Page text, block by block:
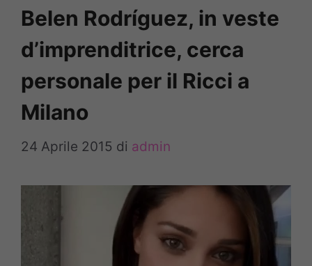
Belen Rodríguez, in veste
d’imprenditrice, cerca
personale per il Ricci a
Milano
24 Aprile 2015 di admin